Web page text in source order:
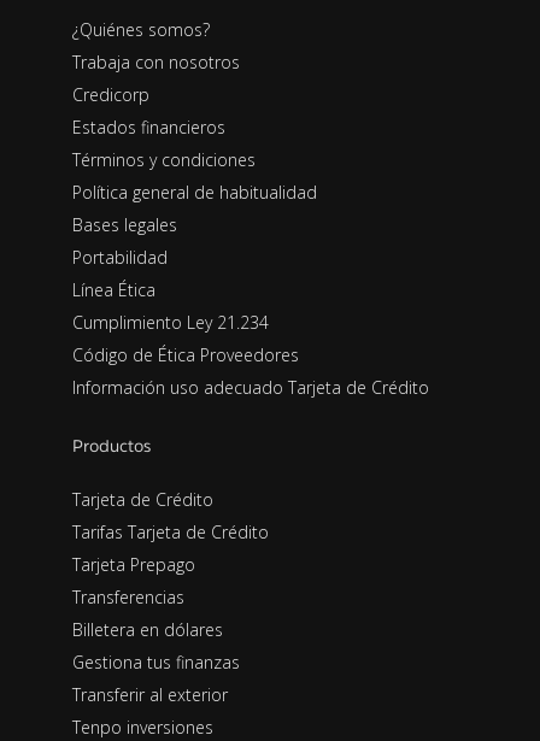
¿Quiénes somos?
Trabaja con nosotros
Credicorp
Estados financieros
Términos y condiciones
Política general de habitualidad
Bases legales
Portabilidad
Línea Ética
Cumplimiento Ley 21.234
Código de Ética Proveedores
Información uso adecuado Tarjeta de Crédito
Productos
Tarjeta de Crédito
Tarifas Tarjeta de Crédito
Tarjeta Prepago
Transferencias
Billetera en dólares
Gestiona tus finanzas
Transferir al exterior
Tenpo inversiones